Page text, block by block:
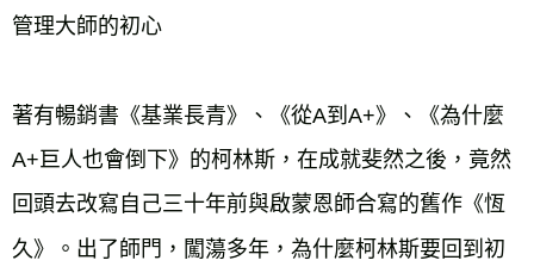
管理大師的初心
著有暢銷書《基業長青》、《從A到A+》、《為什麼
A+巨人也會倒下》的柯林斯，在成就斐然之後，竟然
回頭去改寫自己三十年前與啟蒙恩師合寫的舊作《恆
久》。出了師門，闖蕩多年，為什麼柯林斯要回到初